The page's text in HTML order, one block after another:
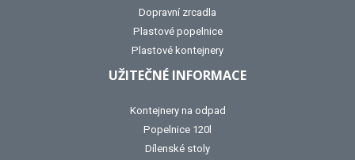
Dopravní zrcadla
Plastové popelnice
Plastové kontejnery
UŽITEČNÉ INFORMACE
Kontejnery na odpad
Popelnice 120l
Dílenské stoly